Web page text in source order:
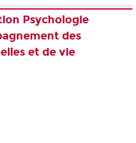
Psychologie
des
et de vie